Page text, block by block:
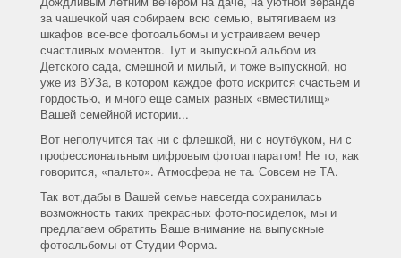
за чашечкой чая собираем всю семью, вытягиваем из
шкафов все-все фотоальбомы и устраиваем вечер
счастливых моментов. Тут и выпускной альбом из
Детского сада, смешной и милый, и тоже выпускной, но
уже из ВУЗа, в котором каждое фото искрится счастьем и
гордостью, и много еще самых разных «вместилищ»
Вашей семейной истории...
Вот неполучится так ни с флешкой, ни с ноутбуком, ни с
профессиональным цифровым фотоаппаратом! Не то, как
говорится, «пальто». Атмосфера не та. Совсем не ТА.
Так вот,дабы в Вашей семье навсегда сохранилась
возможность таких прекрасных фото-посиделок, мы и
предлагаем обратить Ваше внимание на выпускные
фотоальбомы от Студии Форма.